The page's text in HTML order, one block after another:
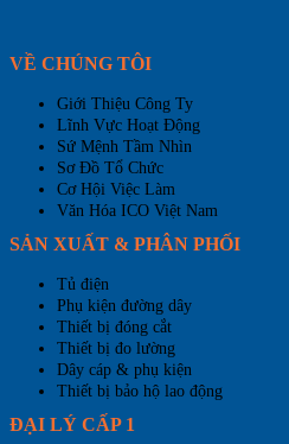
VỀ CHÚNG TÔI
Giới Thiệu Công Ty
Lĩnh Vực Hoạt Động
Sứ Mệnh Tầm Nhìn
Sơ Đồ Tổ Chức
Cơ Hội Việc Làm
Văn Hóa ICO Việt Nam
SẢN XUẤT & PHÂN PHỐI
Tủ điện
Phụ kiện đường dây
Thiết bị đóng cắt
Thiết bị đo lường
Dây cáp & phụ kiện
Thiết bị bảo hộ lao động
ĐẠI LÝ CẤP 1